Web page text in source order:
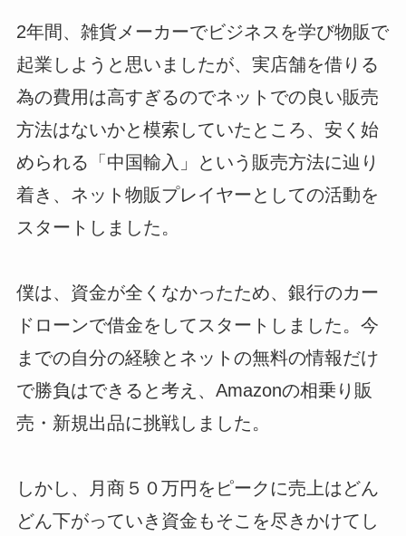
2年間、雑貨メーカーでビジネスを学び物販で
起業しようと思いましたが、実店舗を借りる
為の費用は高すぎるのでネットでの良い販売
方法はないかと模索していたところ、安く始
められる「中国輸入」という販売方法に辿り
着き、ネット物販プレイヤーとしての活動を
スタートしました。
僕は、資金が全くなかったため、銀行のカー
ドローンで借金をしてスタートしました。今
までの自分の経験とネットの無料の情報だけ
で勝負はできると考え、Amazonの相乗り販
売・新規出品に挑戦しました。
しかし、月商５０万円をピークに売上はどん
どん下がっていき資金もそこを尽きかけてし